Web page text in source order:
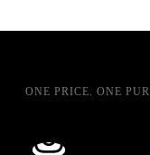
ONE PRICE. ONE